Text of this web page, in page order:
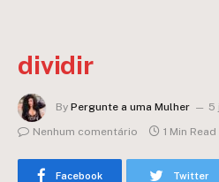
dividir
By Pergunte a uma Mulher
5
Nenhum comentário
1 Min Read
Facebook Twitter